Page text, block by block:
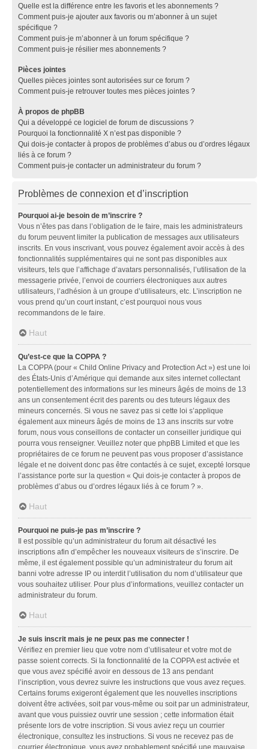
Quelle est la différence entre les favoris et les abonnements ?
Comment puis-je ajouter aux favoris ou m’abonner à un sujet
spécifique ?
Comment puis-je m’abonner à un forum spécifique ?
Comment puis-je résilier mes abonnements ?
Pièces jointes
Quelles pièces jointes sont autorisées sur ce forum ?
Comment puis-je retrouver toutes mes pièces jointes ?
À propos de phpBB
Qui a développé ce logiciel de forum de discussions ?
Pourquoi la fonctionnalité X n’est pas disponible ?
Qui dois-je contacter à propos de problèmes d’abus ou d’ordres légaux
liés à ce forum ?
Comment puis-je contacter un administrateur du forum ?
Problèmes de connexion et d’inscription
Pourquoi ai-je besoin de m’inscrire ?
Vous n’êtes pas dans l’obligation de le faire, mais les administrateurs
du forum peuvent limiter la publication de messages aux utilisateurs
inscrits. En vous inscrivant, vous pouvez également avoir accès à des
fonctionnalités supplémentaires qui ne sont pas disponibles aux
visiteurs, tels que l’affichage d’avatars personnalisés, l’utilisation de la
messagerie privée, l’envoi de courriers électroniques aux autres
utilisateurs, l’adhésion à un groupe d’utilisateurs, etc. L’inscription ne
vous prend qu’un court instant, c’est pourquoi nous vous
recommandons de le faire.
Haut
Qu’est-ce que la COPPA ?
La COPPA (pour « Child Online Privacy and Protection Act ») est une loi
des États-Unis d’Amérique qui demande aux sites internet collectant
potentiellement des informations sur les mineurs âgés de moins de 13
ans un consentement écrit des parents ou des tuteurs légaux des
mineurs concernés. Si vous ne savez pas si cette loi s’applique
également aux mineurs âgés de moins de 13 ans inscrits sur votre
forum, nous vous conseillons de contacter un conseiller juridique qui
pourra vous renseigner. Veuillez noter que phpBB Limited et que les
propriétaires de ce forum ne peuvent pas vous proposer d’assistance
légale et ne doivent donc pas être contactés à ce sujet, excepté lorsque
l’assistance porte sur la question « Qui dois-je contacter à propos de
problèmes d’abus ou d’ordres légaux liés à ce forum ? ».
Haut
Pourquoi ne puis-je pas m’inscrire ?
Il est possible qu’un administrateur du forum ait désactivé les
inscriptions afin d’empêcher les nouveaux visiteurs de s’inscrire. De
même, il est également possible qu’un administrateur du forum ait
banni votre adresse IP ou interdit l’utilisation du nom d’utilisateur que
vous souhaitez utiliser. Pour plus d’informations, veuillez contacter un
administrateur du forum.
Haut
Je suis inscrit mais je ne peux pas me connecter !
Vérifiez en premier lieu que votre nom d’utilisateur et votre mot de
passe soient corrects. Si la fonctionnalité de la COPPA est activée et
que vous avez spécifié avoir en dessous de 13 ans pendant
l’inscription, vous devrez suivre les instructions que vous avez reçues.
Certains forums exigeront également que les nouvelles inscriptions
doivent être activées, soit par vous-même ou soit par un administrateur,
avant que vous puissiez ouvrir une session ; cette information était
présente lors de votre inscription. Si vous aviez reçu un courrier
électronique, consultez les instructions. Si vous ne recevez pas de
courrier électronique, vous avez probablement spécifié une mauvaise